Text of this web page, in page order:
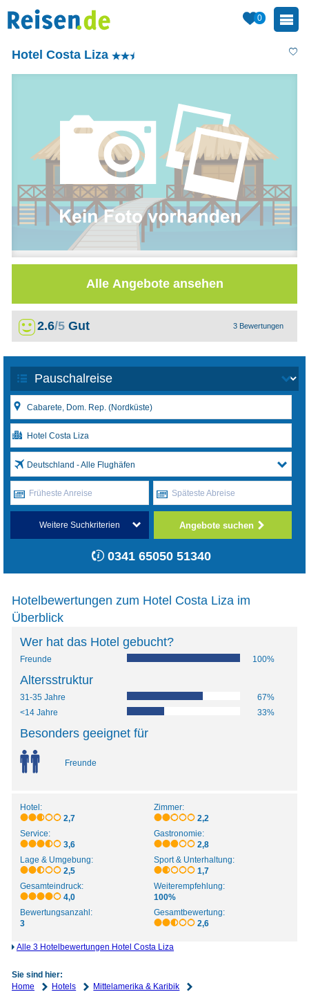
0
Hotel Costa Liza
Alle Angebote ansehen
2.6/5 Gut 3 Bewertungen
Deutschland - Alle Flughäfen
Früheste Anreise Späteste Abreise
Weitere Suchkriterien Angebote suchen
0341 65050 51340
Hotelbewertungen zum Hotel Costa Liza im
Überblick
Wer hat das Hotel gebucht?
Freunde 100%
Altersstruktur
31-35 Jahre
67%
<14 Jahre
33%
Besonders geeignet für
Freunde
Hotel:
2,7
Zimmer:
2,2
Service:
3,6
Gastronomie:
2,8
Lage & Umgebung:
2,5
Sport & Unterhaltung:
1,7
Gesamteindruck:
4,0
Weiterempfehlung:
100%
Bewertungsanzahl:
3
Gesamtbewertung:
2,6
Alle 3 Hotelbewertungen Hotel Costa Liza
Sie sind hier:
Home
Hotels
Mittelamerika & Karibik